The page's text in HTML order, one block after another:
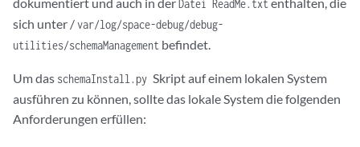
Datei ReadMe.txt
sich unter /var/log/space-debug/debug-
utilities/schemaManagement befindet.
Um das schemaInstall.py Skript auf einem lokalen System
ausführen zu können, sollte das lokale System die folgenden
Anforderungen erfüllen: